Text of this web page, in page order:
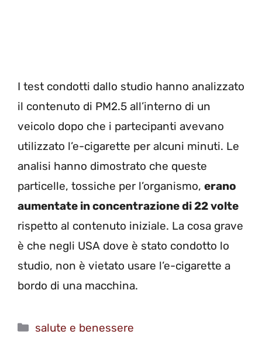
I test condotti dallo studio hanno analizzato
il contenuto di PM2.5 all’interno di un
veicolo dopo che i partecipanti avevano
utilizzato l’e-cigarette per alcuni minuti. Le
analisi hanno dimostrato che queste
particelle, tossiche per l’organismo, erano
aumentate in concentrazione di 22 volte
rispetto al contenuto iniziale. La cosa grave
è che negli USA dove è stato condotto lo
studio, non è vietato usare l’e-cigarette a
bordo di una macchina.
Categorie
salute e benessere